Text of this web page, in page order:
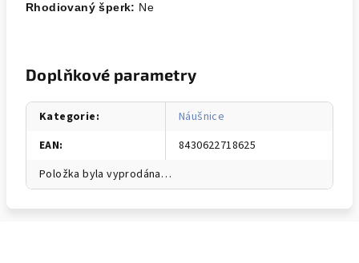
Rhodiovaný šperk: Ne
Doplňkové parametry
Kategorie:
Náušnice
EAN:
8430622718625
Položka byla vyprodána…